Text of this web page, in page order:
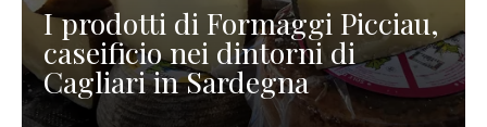
I prodotti di Formaggi Picciau,
caseificio nei dintorni di
Cagliari in Sardegna